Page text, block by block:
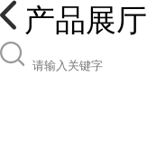
产品展厅